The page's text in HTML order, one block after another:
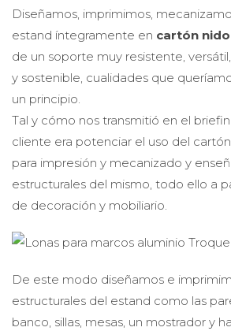
Diseñamos, imprimimos,
estand íntegramente en cartón
de un soporte muy resistente,
y sostenible, cualidades que
un principio.
Tal y cómo nos transmitió en el
cliente era potenciar el uso del
para impresión y mecanizado y
estructurales del mismo, todo ello a
de decoración y mobiliario.
De este modo diseñamos e
estructurales del estand como las
banco, sillas, mesas, un mostrador y